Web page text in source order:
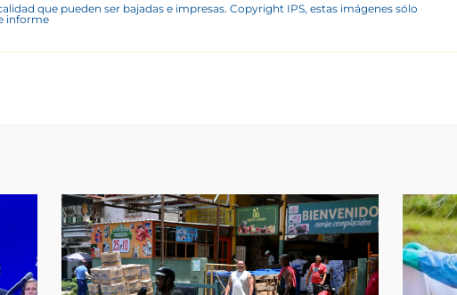
que pueden ser bajadas e impresas. Copyright IPS, estas imágenes sólo
informe